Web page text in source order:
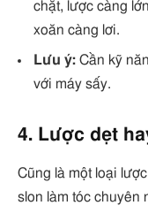
chặt, lược càng
xoăn càng lơi.
Lưu ý: Cần kỹ
với máy sấy.
4. Lược dẹt
Cũng là một loại
slon làm tóc chuyên